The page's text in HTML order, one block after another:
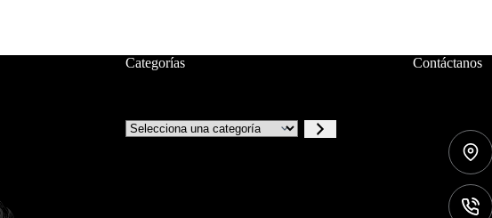
Categorías Contáctanos